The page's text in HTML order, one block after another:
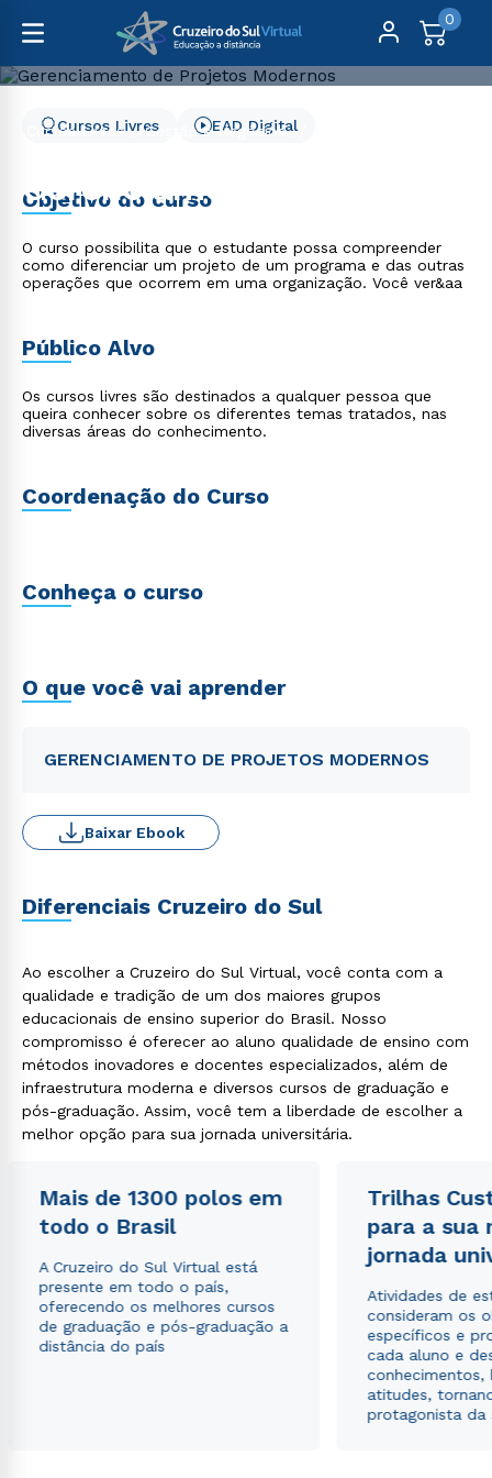
0
Cursos Livres
Gestão e Negócios
Gerenciamento de
Projetos Modernos
Cursos Livres EAD Digital
Objetivo do curso
O curso possibilita que o estudante possa compreender
como diferenciar um projeto de um programa e das outras
operações que ocorrem em uma organização. Você ver&aa
Público Alvo
Os cursos livres são destinados a qualquer pessoa que
queira conhecer sobre os diferentes temas tratados, nas
diversas áreas do conhecimento.
Coordenação do Curso
Conheça o curso
O que você vai aprender
GERENCIAMENTO DE PROJETOS MODERNOS
Baixar Ebook
Diferenciais Cruzeiro do Sul
Ao escolher a Cruzeiro do Sul Virtual, você conta com a
qualidade e tradição de um dos maiores grupos
educacionais de ensino superior do Brasil. Nosso
compromisso é oferecer ao aluno qualidade de ensino com
métodos inovadores e docentes especializados, além de
infraestrutura moderna e diversos cursos de graduação e
pós-graduação. Assim, você tem a liberdade de escolher a
melhor opção para sua jornada universitária.
Mais de 1300 polos em
todo o Brasil
A Cruzeiro do Sul Virtual está
presente em todo o país,
oferecendo os melhores cursos
de graduação e pós-graduação a
distância do país
Trilhas
para a sua
jornada
Atividades de
consideram os
específicos e
cada aluno e
conhecimentos,
atitudes,
protagonista da